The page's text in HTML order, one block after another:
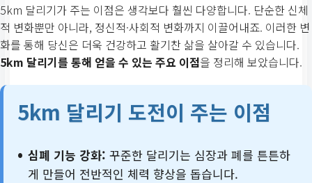
5km 달리기가 주는 이점은 생각보다 훨씬 다양합니다. 단순한 신체
적 변화뿐만 아니라, 정신적·사회적 변화까지 이끌어내죠. 이러한 변
화를 통해 당신은 더욱 건강하고 활기찬 삶을 살아갈 수 있습니다.
5km 달리기를 통해 얻을 수 있는 주요 이점을 정리해 보았습니다.
5km 달리기 도전이 주는 이점
심폐 기능 강화: 꾸준한 달리기는 심장과 폐를 튼튼하
게 만들어 전반적인 체력 향상을 돕습니다.